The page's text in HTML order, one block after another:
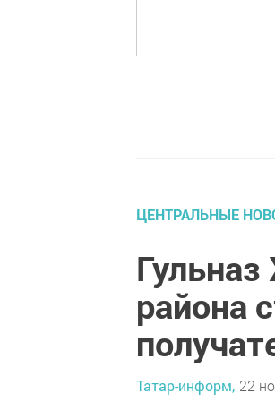
ЦЕНТРАЛЬНЫЕ
района
Татар-информ, 22